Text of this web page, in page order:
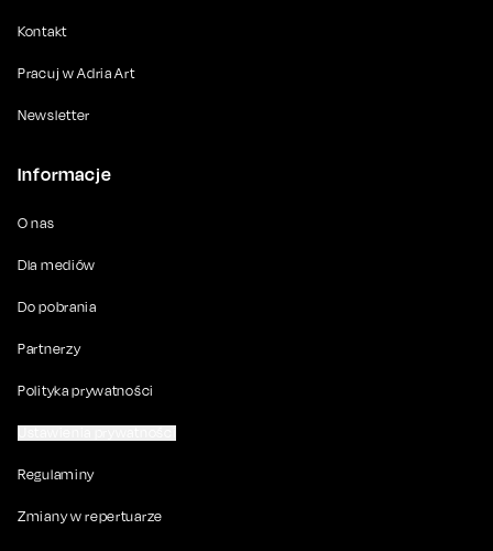
Kontakt
Pracuj w Adria Art
Newsletter
Informacje
O nas
Dla mediów
Do pobrania
Partnerzy
Polityka prywatności
Regulaminy
Zmiany w repertuarze